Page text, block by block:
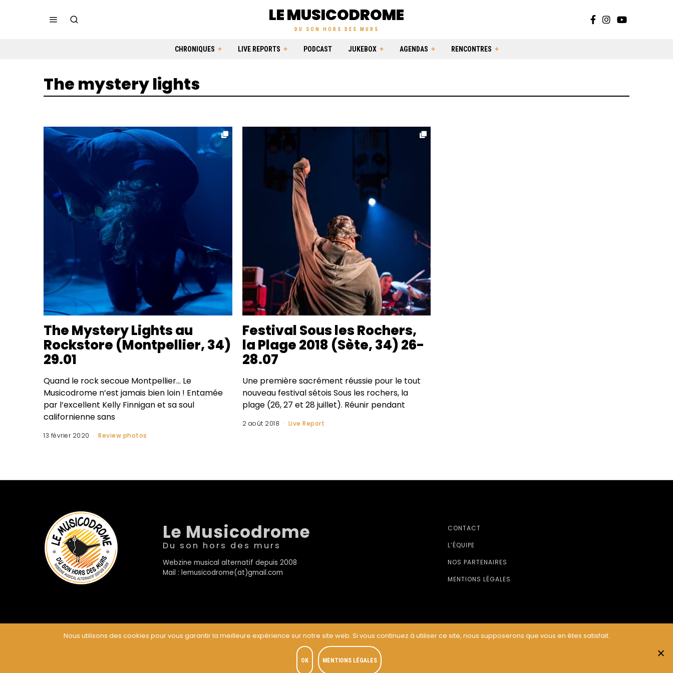
LE MUSICODROME
DU SON HORS DES MURS
CHRONIQUES LIVE REPORTS PODCAST JUKEBOX AGENDAS RENCONTRES
The mystery lights
The Mystery Lights au
Rockstore (Montpellier, 34)
29.01
Quand le rock secoue Montpellier… Le
Musicodrome n’est jamais bien loin ! Entamée
par l’excellent Kelly Finnigan et sa soul
californienne sans
13 février 2020 Review photos
Festival Sous les Rochers,
la Plage 2018 (Sète, 34) 26-
28.07
Une première sacrément réussie pour le tout
nouveau festival sétois Sous les rochers, la
plage (26, 27 et 28 juillet). Réunir pendant
2 août 2018 Live Report
Le Musicodrome
Du son hors des murs
Webzine musical alternatif depuis 2008
Mail : lemusicodrome(at)gmail.com
CONTACT
L’ÉQUIPE
NOS PARTENAIRES
MENTIONS LÉGALES
Nous utilisons des cookies pour vous garantir la meilleure expérience sur notre site web. Si vous continuez à utiliser ce site, nous supposerons que vous en êtes satisfait.
OK MENTIONS LÉGALES